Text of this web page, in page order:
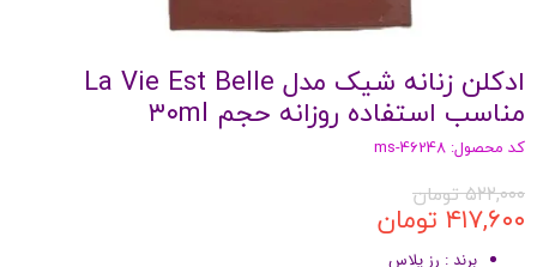
ادکلن زنانه شیک مدل La Vie Est Belle
مناسب استفاده روزانه حجم ۳۰ml
کد محصول: ms-46248
۵۲۲,۰۰۰ تومان
۴۱۷,۶۰۰ تومان
برند : رز پلاس